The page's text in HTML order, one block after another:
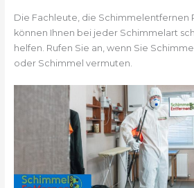
Die Fachleute, die Schimmelentfernen
können Ihnen bei jeder Schimmelart
helfen. Rufen Sie an, wenn Sie
oder Schimmel vermuten.